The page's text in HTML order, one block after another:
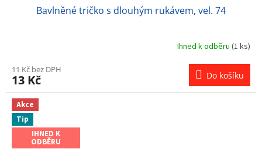
Bavlněné tričko s dlouhým rukávem, vel. 74
Ihned k odběru (1 ks)
11 Kč bez DPH
13 Kč Do košíku
Akce
Tip
IHNED K
ODBĚRU